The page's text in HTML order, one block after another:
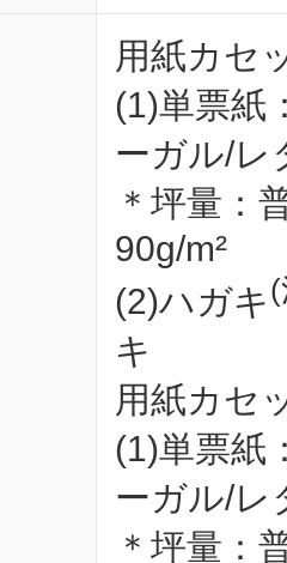
用紙カセ
(1)単票紙
ーガル/レ
＊坪量：
90g/m²
(2)ハガキ
キ
用紙カセ
(1)単票紙
ーガル/レ
＊坪量：